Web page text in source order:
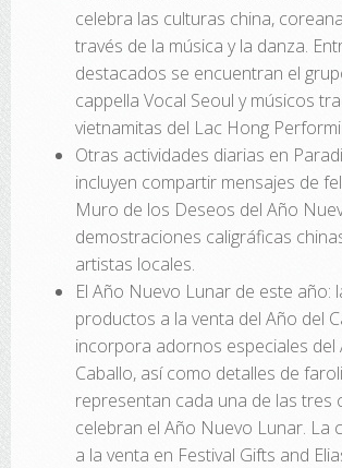
celebra las culturas china,
través de la música y la danza.
destacados se encuentran el
cappella Vocal Seoul y músicos
vietnamitas del Lac Hong
Otras actividades diarias en
incluyen compartir mensajes de
Muro de los Deseos del Año
demostraciones caligráficas
artistas locales.
El Año Nuevo Lunar de este año:
productos a la venta del Año del
incorpora adornos especiales del
Caballo, así como detalles de
representan cada una de las tres
celebran el Año Nuevo Lunar. La
a la venta en Festival Gifts and